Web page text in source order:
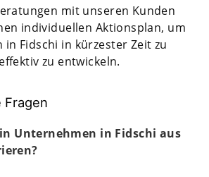
mit unseren Kunden
individuellen Aktionsplan, um
Fidschi in kürzester Zeit zu
zu entwickeln.
Fragen
Unternehmen in Fidschi aus